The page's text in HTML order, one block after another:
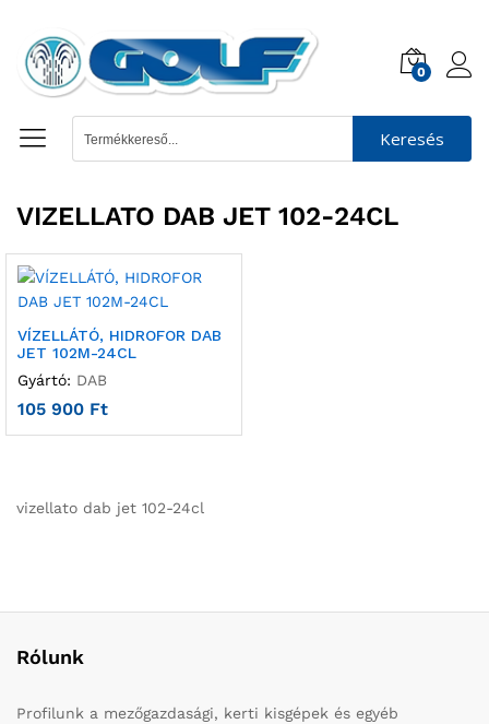
0
Keresés
VIZELLATO DAB JET 102-24CL
VÍZELLÁTÓ, HIDROFOR DAB
JET 102M-24CL
Gyártó: DAB
105 900 Ft
vizellato dab jet 102-24cl
Rólunk
Profilunk a mezőgazdasági, kerti kisgépek és egyéb